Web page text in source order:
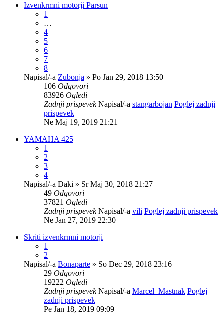
Izvenkrmni motorji Parsun
1
…
4
5
6
7
8
Napisal/-a Zubonja » Po Jan 29, 2018 13:50
106 Odgovori
83926 Ogledi
Zadnji prispevekNapisal/-a stangarbojan Poglej zadnji
prispevek
Ne Maj 19, 2019 21:21
YAMAHA 425
1
2
3
4
Napisal/-a Daki » Sr Maj 30, 2018 21:27
49 Odgovori
37821 Ogledi
Zadnji prispevekNapisal/-a vili Poglej zadnji prispevek
Ne Jan 27, 2019 22:30
Skriti izvenkrmni motorji
1
2
Napisal/-a Bonaparte » So Dec 29, 2018 23:16
29 Odgovori
19222 Ogledi
Zadnji prispevekNapisal/-a Marcel_Mastnak Poglej
zadnji prispevek
Pe Jan 18, 2019 09:09